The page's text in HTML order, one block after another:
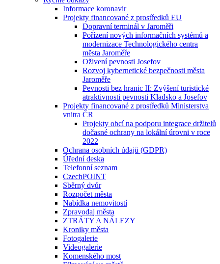
Informace koronavir
Projekty financované z prostředků EU
Dopravní terminál v Jaroměři
Pořízení nových informačních systémů a
modernizace Technologického centra
města Jaroměře
Oživení pevnosti Josefov
Rozvoj kybernetické bezpečnosti města
Jaroměře
Pevnosti bez hranic II: Zvýšení turistické
atraktivnosti pevnosti Kladsko a Josefov
Projekty financované z prostředků Ministerstva
vnitra ČR
Projekty obcí na podporu integrace držitelů
dočasné ochrany na lokální úrovni v roce
2022
Ochrana osobních údajů (GDPR)
Úřední deska
Telefonní seznam
CzechPOINT
Sběrný dvůr
Rozpočet města
Nabídka nemovitostí
Zpravodaj města
ZTRÁTY A NÁLEZY
Kroniky města
Fotogalerie
Videogalerie
Komenského most